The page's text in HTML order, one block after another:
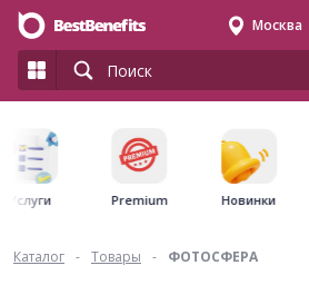
Москва
Услуги Premium Новинки
Каталог - Товары - ФОТОСФЕРА